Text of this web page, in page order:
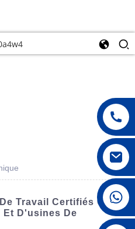
Travail Certifiés CE
D'usines De